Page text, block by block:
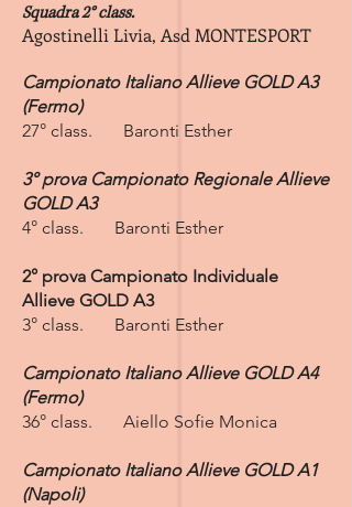
Squadra 2° class.
Agostinelli Livia, Asd MONTESPORT
Campionato Italiano Allieve GOLD A3​
(Fermo)
27° class. Baronti Esther
3° prova Campionato Regionale Allieve
GOLD A3
4° class. Baronti Esther
2° prova Campionato Individuale
Allieve GOLD A3
3° class. Baronti Esther
Campionato Italiano Allieve GOLD A4​
(Fermo)
36° class. Aiello Sofie Monica
Campionato Italiano Allieve GOLD A1​
(Napoli)